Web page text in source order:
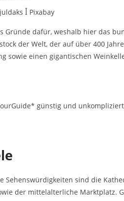
ꟾ Pixabay
dafür, weshalb hier das
der Welt, der auf über 400
sowie einen gigantischen
günstig und
sind die
der mittelalterliche Marktplatz.